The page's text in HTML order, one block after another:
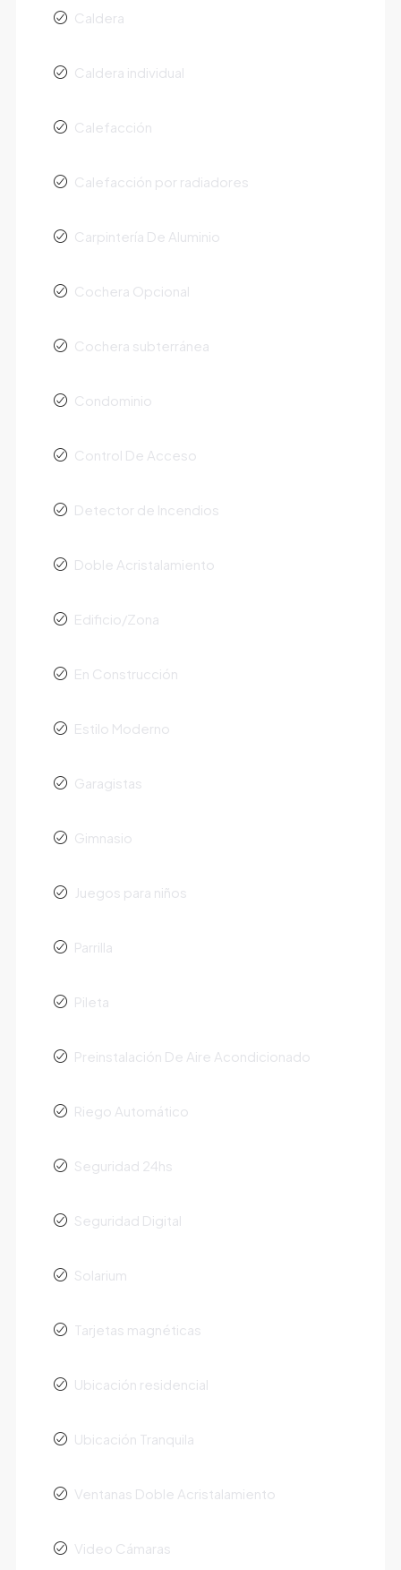
Caldera
Caldera individual
Calefacción
Calefacción por radiadores
Carpintería De Aluminio
Cochera Opcional
Cochera subterránea
Condominio
Control De Acceso
Detector de Incendios
Doble Acristalamiento
Edificio/Zona
En Construcción
Estilo Moderno
Garagistas
Gimnasio
Juegos para niños
Parrilla
Pileta
Preinstalación De Aire Acondicionado
Riego Automático
Seguridad 24hs
Seguridad Digital
Solarium
Tarjetas magnéticas
Ubicación residencial
Ubicación Tranquila
Ventanas Doble Acristalamiento
Video Cámaras